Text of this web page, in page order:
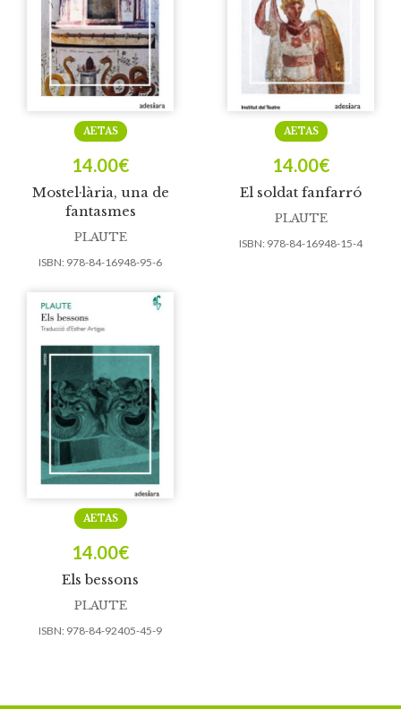
Mostel·lària, una de
fantasmes
AETAS
14.00€
PLAUTE
ISBN: 978-84-16948-95-6
El soldat fanfarró
AETAS
14.00€
PLAUTE
ISBN: 978-84-16948-15-4
Els bessons
AETAS
14.00€
PLAUTE
ISBN: 978-84-92405-45-9